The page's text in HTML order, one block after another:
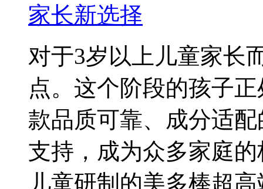
家长新选择
对于3岁以上儿童家长
点。这个阶段的孩子
款品质可靠、成分适
支持，成为众多家庭
儿童研制的美多棒超